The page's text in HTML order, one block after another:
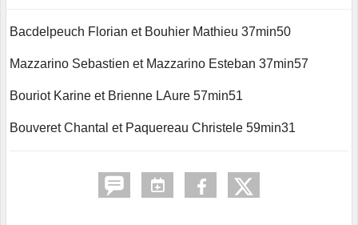
Bacdelpeuch Florian et Bouhier Mathieu 37min50
Mazzarino Sebastien et Mazzarino Esteban 37min57
Bouriot Karine et Brienne LAure 57min51
Bouveret Chantal et Paquereau Christele 59min31